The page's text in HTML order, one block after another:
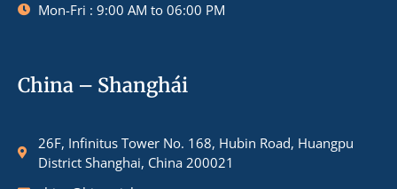
Mon-Fri : 9:00 AM to 06:00 PM
China – Shanghái
26F, Infinitus Tower No. 168, Hubin Road, Huangpu
District Shanghai, China 200021